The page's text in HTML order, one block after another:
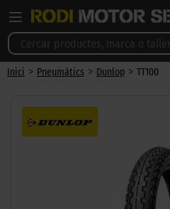
Inici > Pneumàtics > Dunlop > TT100